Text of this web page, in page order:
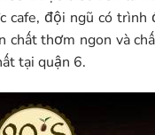
cafe, đội ngũ có trình
chất thơm ngon và
tại quận 6.